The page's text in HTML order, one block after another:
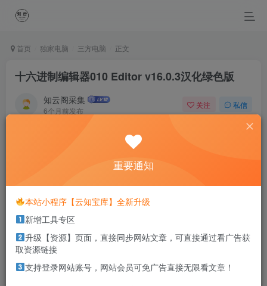
首页 独家电脑 三方电脑 正文
十六进制编辑器010 Editor v16.0.3汉化绿色版
知云阁采集
6个月前发布
关注 私信
To the path of timber, iron and steel will never regret
bright spray of molten steel was abandoned.
本站部分资源打包为压缩包以方便分享，涉及较多
解压密码，如果你下载的资源需要解压密码，请点
击解压密码查看
软件介绍
重要通知
本站小程序【云知宝库】全新升级
新增工具专区
升级【资源】页面，直接同步网站文章，可直接通过看广告获
取资源链接
支持登录网站账号，网站会员可免广告直接无限看文章！